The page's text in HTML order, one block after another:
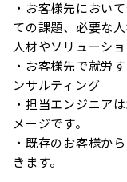
・お客様先におい
ての課題、必要な
人材やソリューシ
・お客様先で就労
ンサルティング
・担当エンジニア
メージです。
・既存のお客様か
きます。